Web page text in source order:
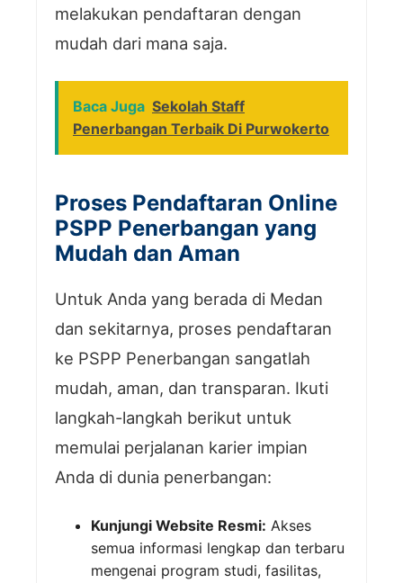
melakukan pendaftaran dengan
mudah dari mana saja.
Baca Juga Sekolah Staff
Penerbangan Terbaik Di Purwokerto
Proses Pendaftaran Online
PSPP Penerbangan yang
Mudah dan Aman
Untuk Anda yang berada di Medan
dan sekitarnya, proses pendaftaran
ke PSPP Penerbangan sangatlah
mudah, aman, dan transparan. Ikuti
langkah-langkah berikut untuk
memulai perjalanan karier impian
Anda di dunia penerbangan:
Kunjungi Website Resmi: Akses
semua informasi lengkap dan terbaru
mengenai program studi, fasilitas,